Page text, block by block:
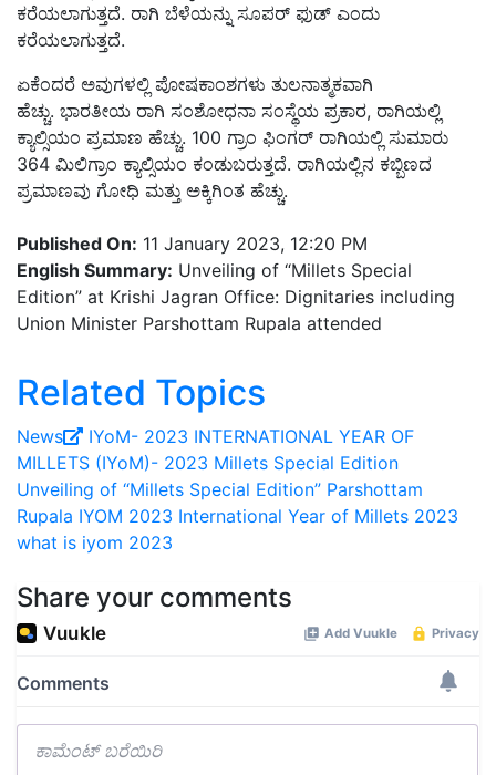
ಕರೆಯಲಾಗುತ್ತದೆ. ರಾಗಿ ಬೆಳೆಯನ್ನು ಸೂಪರ್ ಫುಡ್ ಎಂದು
ಕರೆಯಲಾಗುತ್ತದೆ.
ಏಕೆಂದರೆ ಅವುಗಳಲ್ಲಿ ಪೋಷಕಾಂಶಗಳು ತುಲನಾತ್ಮಕವಾಗಿ
ಹೆಚ್ಚು. ಭಾರತೀಯ ರಾಗಿ ಸಂಶೋಧನಾ ಸಂಸ್ಥೆಯ ಪ್ರಕಾರ, ರಾಗಿಯಲ್ಲಿ
ಕ್ಯಾಲ್ಸಿಯಂ ಪ್ರಮಾಣ ಹೆಚ್ಚು. 100 ಗ್ರಾಂ ಫಿಂಗರ್ ರಾಗಿಯಲ್ಲಿ ಸುಮಾರು
364 ಮಿಲಿಗ್ರಾಂ ಕ್ಯಾಲ್ಸಿಯಂ ಕಂಡುಬರುತ್ತದೆ. ರಾಗಿಯಲ್ಲಿನ ಕಬ್ಬಿಣದ
ಪ್ರಮಾಣವು ಗೋಧಿ ಮತ್ತು ಅಕ್ಕಿಗಿಂತ ಹೆಚ್ಚು.
Published On: 11 January 2023, 12:20 PM
English Summary: Unveiling of “Millets Special
Edition” at Krishi Jagran Office: Dignitaries including
Union Minister Parshottam Rupala attended
Related Topics
News IYoM- 2023 INTERNATIONAL YEAR OF
MILLETS (IYoM)- 2023 Millets Special Edition
Unveiling of “Millets Special Edition” Parshottam
Rupala IYOM 2023 International Year of Millets 2023
what is iyom 2023
Share your comments